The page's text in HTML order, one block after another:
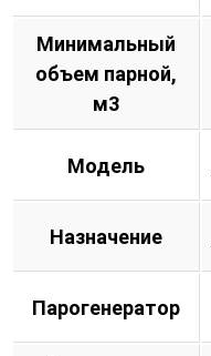
Минимальный
объем парной,
м3
Модель
Назначение
Парогенератор